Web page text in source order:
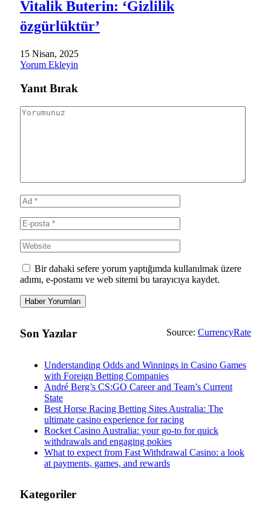
Vitalik Buterin: ‘Gizlilik
özgürlüktür’
15 Nisan, 2025
Yorum Ekleyin
Yanıt Bırak
Bir dahaki sefere yorum yaptığımda kullanılmak üzere
adımı, e-postamı ve web sitemi bu tarayıcıya kaydet.
Source: CurrencyRate
Son Yazılar
Understanding Odds and Winnings in Casino Games
with Foreign Betting Companies
André Berg’s CS:GO Career and Team’s Current
State
Best Horse Racing Betting Sites Australia: The
ultimate casino experience for racing
Rocket Casino Australia: your go-to for quick
withdrawals and engaging pokies
What to expect from Fast Withdrawal Casino: a look
at payments, games, and rewards
Kategoriler